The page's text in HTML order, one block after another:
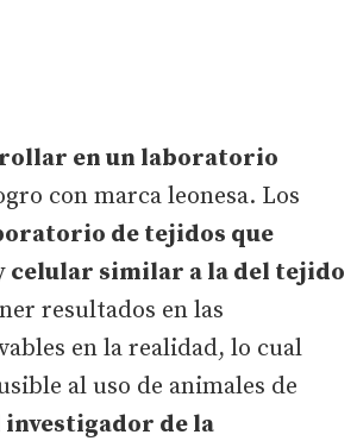
en un laboratorio
con marca leonesa. Los
de tejidos que
celular similar a la del tejido
resultados en las
en la realidad, lo cual
al uso de animales de
investigador de la